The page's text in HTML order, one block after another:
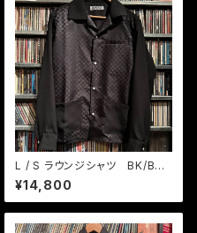
L / S ラウンジシャツ BK/BKド
ット
¥14,800